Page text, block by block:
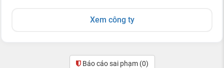
Xem công ty
Báo cáo sai phạm (0)